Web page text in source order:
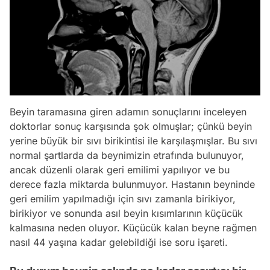
Beyin taramasına giren adamın sonuçlarını inceleyen
doktorlar sonuç karşısında şok olmuşlar; çünkü beyin
yerine büyük bir sıvı birikintisi ile karşılaşmışlar. Bu sıvı
normal şartlarda da beynimizin etrafında bulunuyor,
ancak düzenli olarak geri emilimi yapılıyor ve bu
derece fazla miktarda bulunmuyor. Hastanın beyninde
geri emilim yapılmadığı için sıvı zamanla birikiyor,
birikiyor ve sonunda asıl beyin kısımlarının küçücük
kalmasına neden oluyor. Küçücük kalan beyne rağmen
nasıl 44 yaşına kadar gelebildiği ise soru işareti.